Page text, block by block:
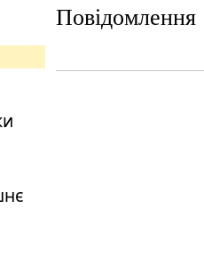
Повідомлення